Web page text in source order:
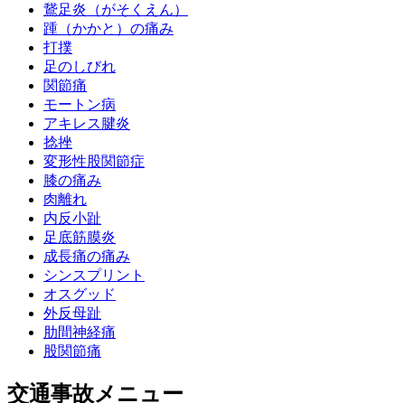
鵞足炎（がそくえん）
踵（かかと）の痛み
打撲
足のしびれ
関節痛
モートン病
アキレス腱炎
捻挫
変形性股関節症
膝の痛み
肉離れ
内反小趾
足底筋膜炎
成長痛の痛み
シンスプリント
オスグッド
外反母趾
肋間神経痛
股関節痛
交通事故メニュー